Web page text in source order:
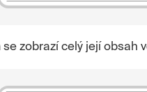
se zobrazí celý její obsah